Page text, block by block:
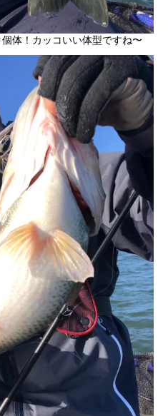
体！カッコいい体型ですね〜